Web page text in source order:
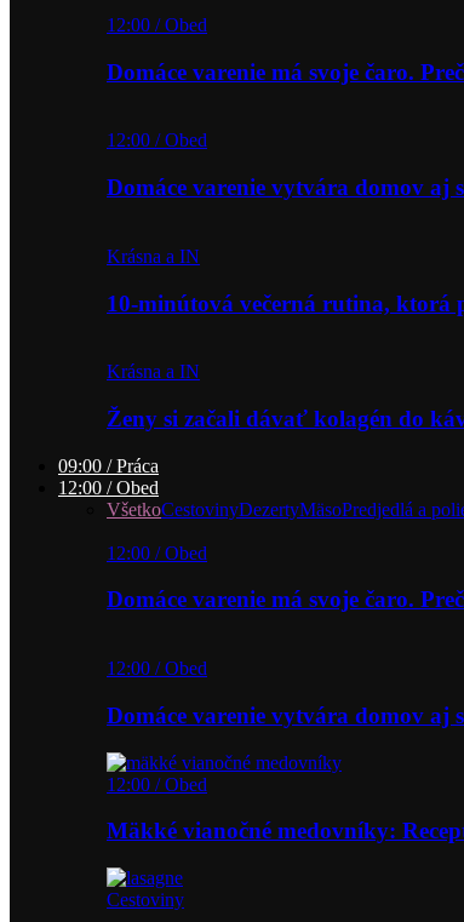
12:00 / Obed
Domáce varenie má svoje čaro.
12:00 / Obed
Domáce varenie vytvára domov
Krásna a IN
10-minútová večerná rutina,
Krásna a IN
Ženy si začali dávať kolagén do
09:00 / Práca
12:00 / Obed
VšetkoCestovinyDezertyMäsoPredjedlá a
12:00 / Obed
Domáce varenie má svoje čaro.
12:00 / Obed
Domáce varenie vytvára domov
12:00 / Obed
Mäkké vianočné medovníky:
Cestoviny